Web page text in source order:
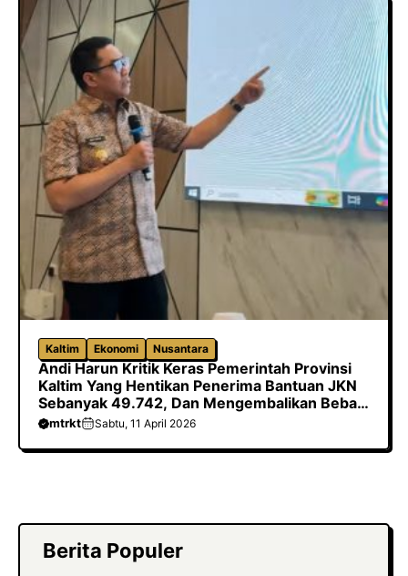
Kaltim Ekonomi Nusantara
Andi Harun Kritik Keras Pemerintah Provinsi
Kaltim Yang Hentikan Penerima Bantuan JKN
Sebanyak 49.742, Dan Mengembalikan Beban
Biaya Ke Kabupaten/Kota
mtrkt Sabtu, 11 April 2026
Berita Populer